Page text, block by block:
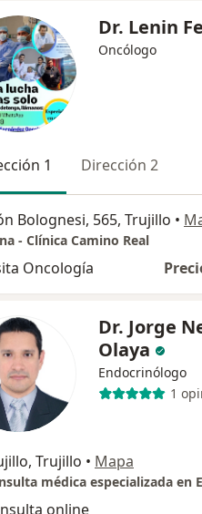
Dr. Lenin
Oncólogo
1 Dirección 2
Bolognesi, 565, Trujillo •
- Clínica Camino Real
Oncología
Dr. Jorge
Olaya
Endocrinólogo
1
Trujillo • Mapa
médica especializada en
online